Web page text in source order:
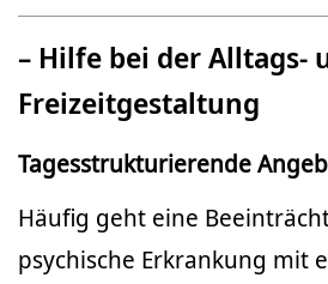
– Hilfe bei der Alltags-
Freizeitgestaltung
Tagesstrukturierende
Häufig geht eine
psychische Erkrankung mit